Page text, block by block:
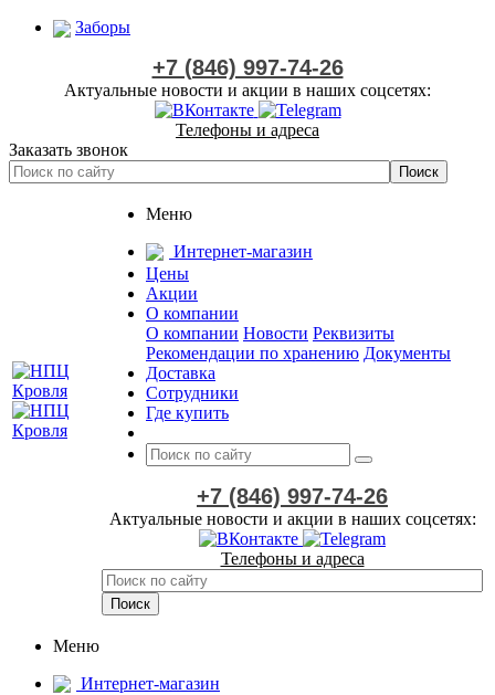
Заборы
+7 (846) 997-74-26
Актуальные новости и акции в наших соцсетях:
Телефоны и адреса
Заказать звонок
Меню
Интернет-магазин
Цены
Акции
О компании
О компании Новости Реквизиты
Рекомендации по хранению Документы
Доставка
Сотрудники
Где купить
+7 (846) 997-74-26
Актуальные новости и акции в наших соцсетях:
Телефоны и адреса
Меню
Интернет-магазин